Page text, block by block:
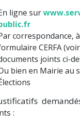
ligne sur
correspondance, à
CERFA
joints ci-
bien en Mairie au
: